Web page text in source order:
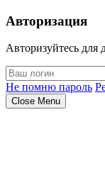
Авторизация
Авторизуйтесь для
Не помню пароль
Close Menu